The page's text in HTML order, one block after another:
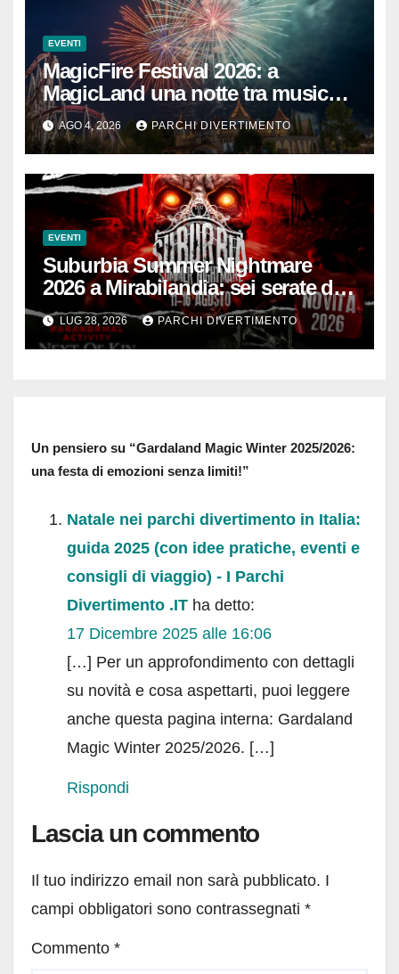
EVENTI
MagicFire Festival 2026: a
MagicLand una notte tra musica,
fuochi d’artificio e attrazioni
AGO 4, 2026 PARCHI DIVERTIMENTO
EVENTI
Suburbia Summer Nightmare
2026 a Mirabilandia: sei serate da
brivido
LUG 28, 2026 PARCHI DIVERTIMENTO
Un pensiero su “Gardaland Magic Winter 2025/2026:
una festa di emozioni senza limiti!”
Natale nei parchi divertimento in Italia:
guida 2025 (con idee pratiche, eventi e
consigli di viaggio) - I Parchi
Divertimento .IT ha detto:
17 Dicembre 2025 alle 16:06
[…] Per un approfondimento con dettagli
su novità e cosa aspettarti, puoi leggere
anche questa pagina interna: Gardaland
Magic Winter 2025/2026. […]
Rispondi
Lascia un commento
Il tuo indirizzo email non sarà pubblicato. I
campi obbligatori sono contrassegnati *
Commento *